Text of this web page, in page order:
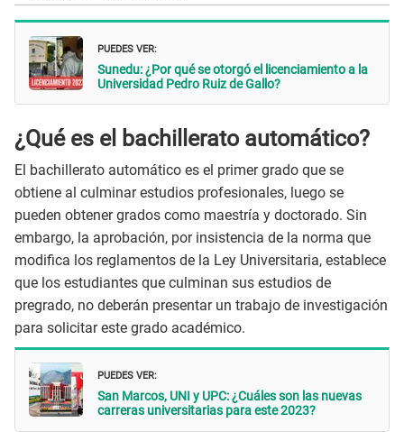
PUEDES VER:
Sunedu: ¿Por qué se otorgó el licenciamiento a la
Universidad Pedro Ruiz de Gallo?
¿Qué es el bachillerato automático?
El bachillerato automático es el primer grado que se
obtiene al culminar estudios profesionales, luego se
pueden obtener grados como maestría y doctorado. Sin
embargo, la aprobación, por insistencia de la norma que
modifica los reglamentos de la Ley Universitaria, establece
que los estudiantes que culminan sus estudios de
pregrado, no deberán presentar un trabajo de investigación
para solicitar este grado académico.
PUEDES VER:
San Marcos, UNI y UPC: ¿Cuáles son las nuevas
carreras universitarias para este 2023?